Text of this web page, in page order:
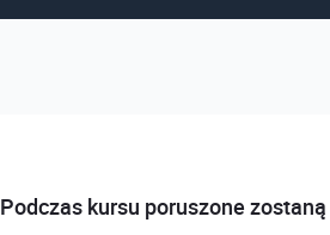
Podczas kursu poruszone